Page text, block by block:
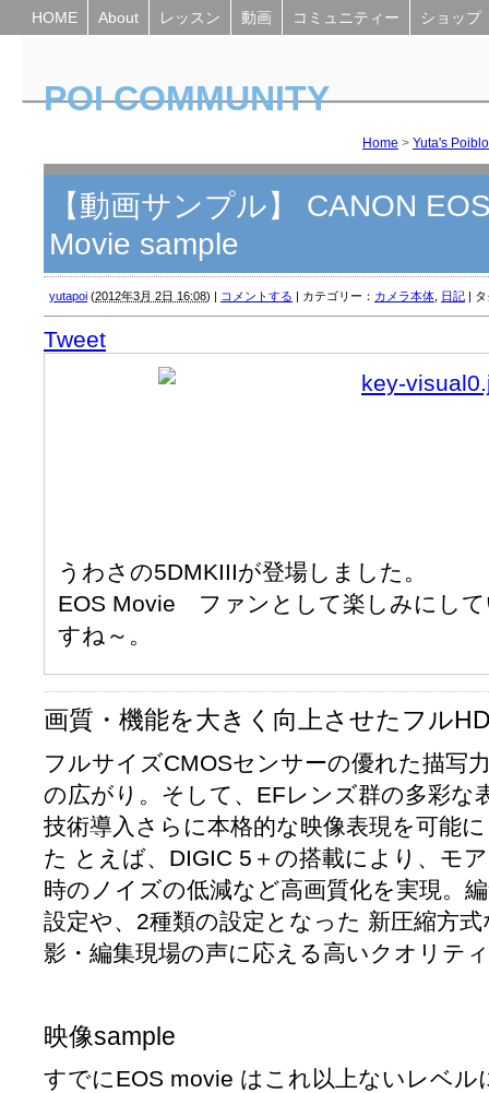
HOME About レッスン 動画 コミュニティー ショップ
POI COMMUNITY
Home > Yuta's
【動画サンプル】 CANON
Movie sample
yutapoi (2012年3月 2日 16:08) | コメントする | カテゴリー： カメラ本体 日記 |
Tweet
うわさの5DMKIIIが登場しました。
EOS Movie ファンとして楽しみにし
すね～。
画質・機能を大きく向上させたフル
フルサイズCMOSセンサーの優れた描写
の広がり。そして、EFレンズ群の多彩な
技術導入さらに本格的な映像表現を可能
た とえば、DIGIC 5＋の搭載により、モ
時のノイズの低減など高画質化を実現。
設定や、2種類の設定となった 新圧縮方
影・編集現場の声に応える高いクオリテ
映像sample
すでにEOS movie はこれ以上ないレベ